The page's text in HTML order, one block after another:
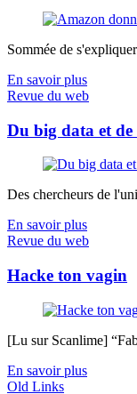
Sommée de
En savoir plus
Revue du web
Du big data et
Des chercheurs de
En savoir plus
Revue du web
Hacke ton vagin
[Lu sur Scanlime]
En savoir plus
Old Links